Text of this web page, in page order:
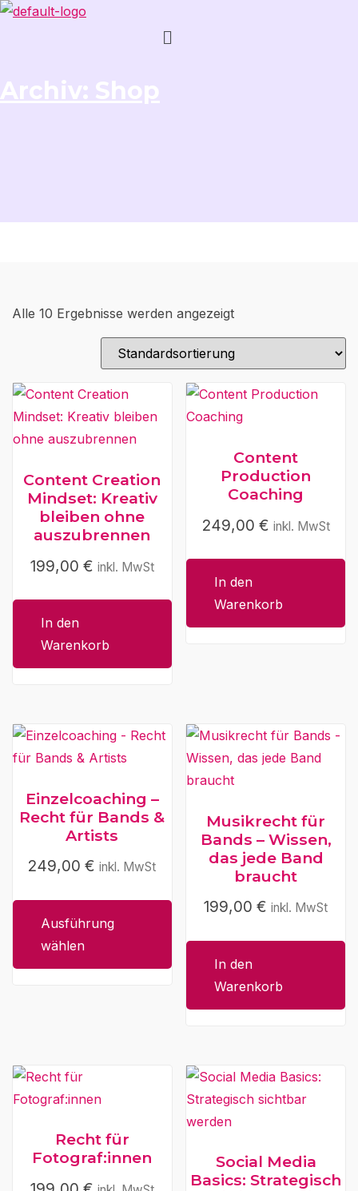
Menü
Archiv: Shop
Alle 10 Ergebnisse werden angezeigt
Content Creation
Mindset: Kreativ
bleiben ohne
auszubrennen
199,00 € inkl. MwSt
In den
Warenkorb
Content
Production
Coaching
249,00 € inkl. MwSt
In den
Warenkorb
Einzelcoaching –
Recht für Bands &
Artists
249,00€ inkl. MwSt
Ausführung
wählen
Dieses
mehrere
gewählt
werden
Musikrecht für
Bands – Wissen,
das jede Band
braucht
199,00€ inkl. MwSt
In den
Warenkorb
Recht für
Fotograf:innen
Social Media
Basics: Strategisch